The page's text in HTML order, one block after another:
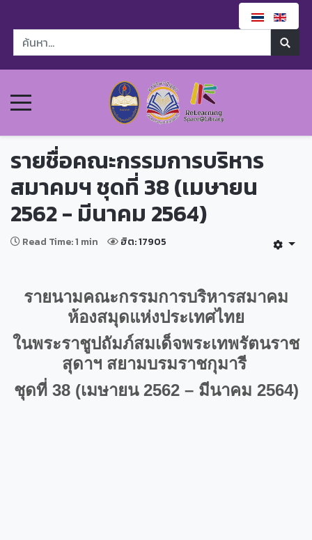
รายชื่อคณะกรรมการบริหาร
สมาคมฯ ชุดที่ 38 (เมษายน
2562 - มีนาคม 2564)
Read Time: 1 min ฮิต: 17905
รายนามคณะกรรมการบริหารสมาคม
ห้องสมุดแห่งประเทศไทย
ในพระราชูปถัมภ์สมเด็จพระเทพรัตนราช
สุดาฯ สยามบรมราชกุมารี
ชุดที่ 38 (เมษายน 2562 – มีนาคม 2564)